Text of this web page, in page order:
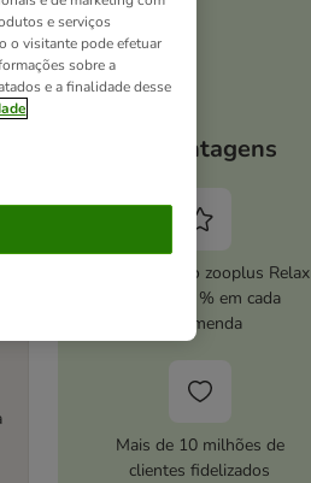
As vantagens
Ative o serviço zooplus Relax
e poupe 5 % em cada
encomenda
Mais de 10 milhões de
clientes fidelizados
e serviços
o visitante pode efetuar
sobre a
e a finalidade desse